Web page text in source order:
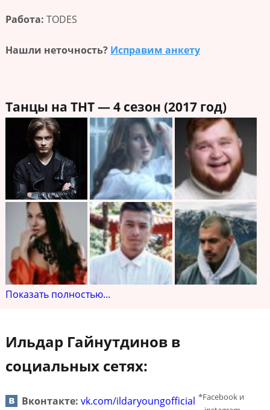
Работа: TODES
Нашли неточность? Исправим анкету
Танцы на ТНТ — 4 сезон (2017 год)
Показать полностью...
Ильдар Гайнутдинов в
социальных сетях:
Вконтакте: vk.com/ildaryoungofficial *Facebook и